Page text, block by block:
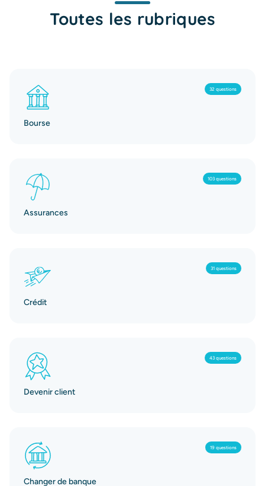
Toutes les rubriques
32 questions
Bourse
103 questions
Assurances
31 questions
Crédit
43 questions
Devenir client
19 questions
Changer de banque